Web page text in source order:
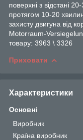
поверхні з відстані
протягом 10-20
захисту двигуна від
Motorraum-
товару: 3963 \ 3326
Приховати
Характеристики
Основні
Виробник
Країна виробник